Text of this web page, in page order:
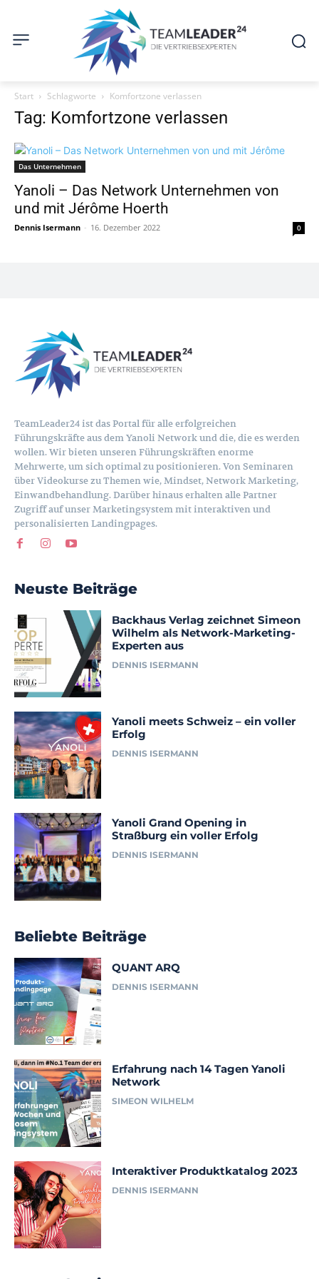
Start Schlagworte Komfortzone verlassen
Tag: Komfortzone verlassen
Das Unternehmen
Yanoli – Das Network Unternehmen von
und mit Jérôme Hoerth
Dennis Isermann - 16. Dezember 2022 0
TeamLeader24 ist das Portal für alle erfolgreichen
Führungskräfte aus dem Yanoli Network und die, die es werden
wollen. Wir bieten unseren Führungskräften enorme
Mehrwerte, um sich optimal zu positionieren. Von Seminaren
über Videokurse zu Themen wie, Mindset, Network Marketing,
Einwandbehandlung. Darüber hinaus erhalten alle Partner
Zugriff auf unser Marketingsystem mit interaktiven und
personalisierten Landingpages.
Neuste Beiträge
Backhaus Verlag zeichnet Simeon
Wilhelm als Network-Marketing-
Experten aus
DENNIS ISERMANN
Yanoli meets Schweiz – ein voller
Erfolg
DENNIS ISERMANN
Yanoli Grand Opening in
Straßburg ein voller Erfolg
DENNIS ISERMANN
Beliebte Beiträge
QUANT ARQ
DENNIS ISERMANN
Erfahrung nach 14 Tagen Yanoli
Network
SIMEON WILHELM
Interaktiver Produktkatalog 2023
DENNIS ISERMANN